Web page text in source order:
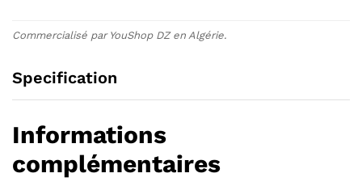
Commercialisé par YouShop DZ en Algérie.
Specification
Informations
complémentaires